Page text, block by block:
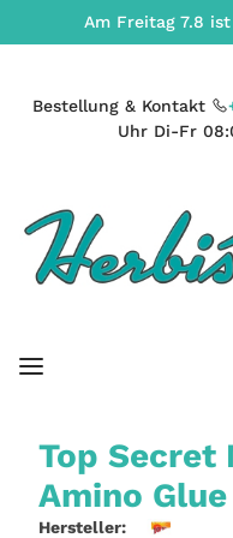
Am Freitag 7.8
Bestellung & Kontakt
Uhr Di-Fr
Top Secret
Amino
Hersteller: